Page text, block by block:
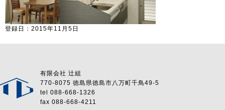
登録日：2015年11月5日
有限会社 辻組
770-8075 徳島県徳島市八万町千鳥49-5
tel 088-668-1326
fax 088-668-4211